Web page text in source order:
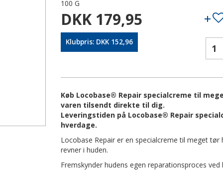
100 G
DKK 179,95
Klubpris: DKK 152,96
Køb Locobase® Repair specialcreme til
varen tilsendt direkte til dig.
Leveringstiden på Locobase® Repair
hverdage.
Locobase Repair er en specialcreme til meget
revner i huden.
Fremskynder hudens egen reparationsproces